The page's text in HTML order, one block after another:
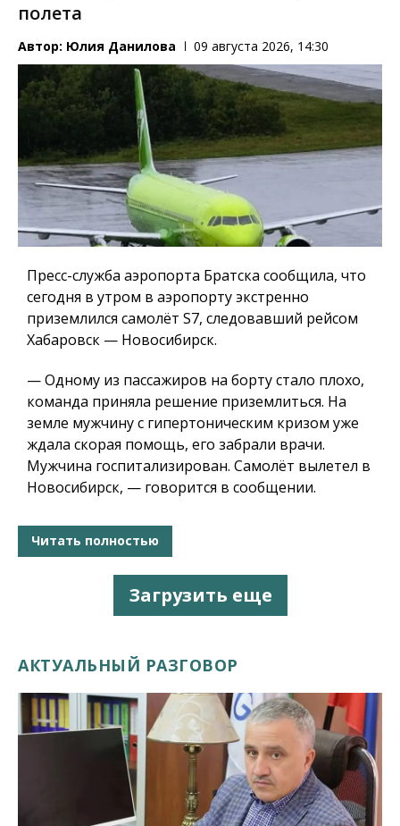
полета
Автор: Юлия Данилова 09 августа 2026, 14:30
Пресс-служба аэропорта Братска сообщила, что
сегодня в утром в аэропорту экстренно
приземлился самолёт S7, следовавший рейсом
Хабаровск — Новосибирск.
— Одному из пассажиров на борту стало плохо,
команда приняла решение приземлиться. На
земле мужчину с гипертоническим кризом уже
ждала скорая помощь, его забрали врачи.
Мужчина госпитализирован. Самолёт вылетел в
Новосибирск, — говорится в сообщении.
Читать полностью
Загрузить еще
АКТУАЛЬНЫЙ РАЗГОВОР